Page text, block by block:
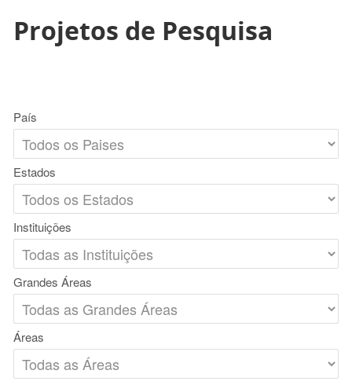
Projetos de Pesquisa
País
Estados
Instituições
Grandes Áreas
Áreas